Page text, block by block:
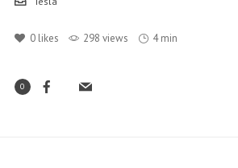
0 likes 298 views 4 min
0